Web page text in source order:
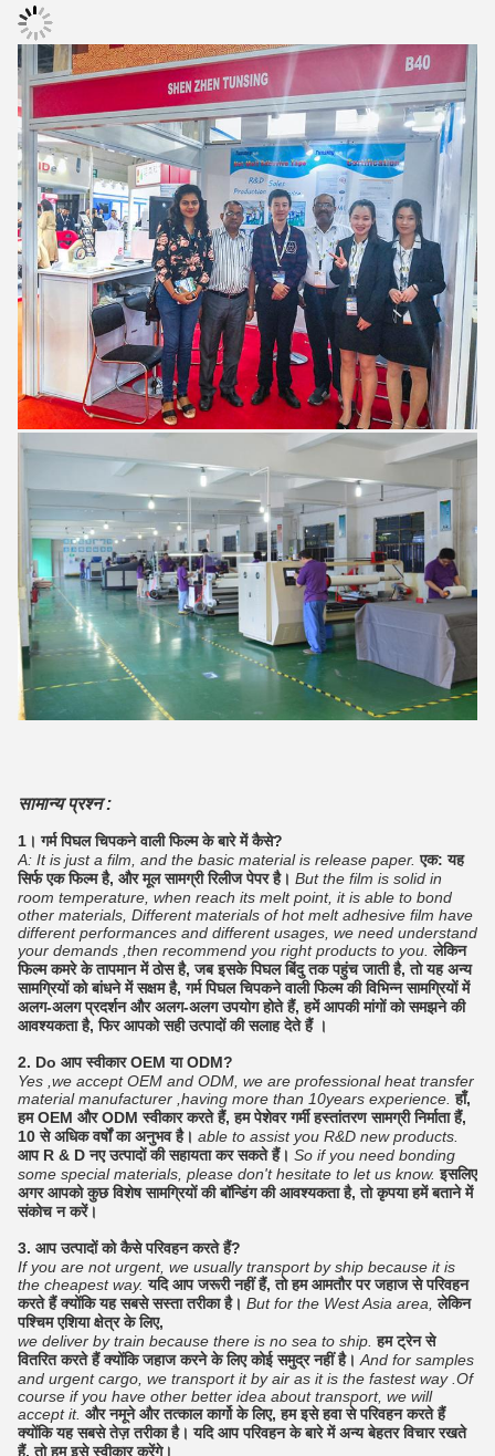
सामान्य प्रश्न :
1। गर्म पिघल चिपकने वाली फिल्म के बारे में कैसे?
A: It is just a film, and the basic material is release paper. एक: यह
सिर्फ एक फिल्म है, और मूल सामग्री रिलीज पेपर है। But the film is solid in
room temperature, when reach its melt point, it is able to bond
other materials, Different materials of hot melt adhesive film have
different performances and different usages, we need understand
your demands ,then recommend you right products to you. लेकिन
फिल्म कमरे के तापमान में ठोस है, जब इसके पिघल बिंदु तक पहुंच जाती है, तो यह अन्य
सामग्रियों को बांधने में सक्षम है, गर्म पिघल चिपकने वाली फिल्म की विभिन्न सामग्रियों में
अलग-अलग प्रदर्शन और अलग-अलग उपयोग होते हैं, हमें आपकी मांगों को समझने की
आवश्यकता है, फिर आपको सही उत्पादों की सलाह देते हैं ।
2. Do आप स्वीकार OEM या ODM?
Yes ,we accept OEM and ODM, we are professional heat transfer
material manufacturer ,having more than 10years experience. हाँ,
हम OEM और ODM स्वीकार करते हैं, हम पेशेवर गर्मी हस्तांतरण सामग्री निर्माता हैं,
10 से अधिक वर्षों का अनुभव है। able to assist you R&D new products.
आप R & D नए उत्पादों की सहायता कर सकते हैं। So if you need bonding
some special materials, please don't hesitate to let us know. इसलिए
अगर आपको कुछ विशेष सामग्रियों की बॉन्डिंग की आवश्यकता है, तो कृपया हमें बताने में
संकोच न करें।
3. आप उत्पादों को कैसे परिवहन करते हैं?
If you are not urgent, we usually transport by ship because it is
the cheapest way. यदि आप जरूरी नहीं हैं, तो हम आमतौर पर जहाज से परिवहन
करते हैं क्योंकि यह सबसे सस्ता तरीका है। But for the West Asia area, लेकिन
पश्चिम एशिया क्षेत्र के लिए,
we deliver by train because there is no sea to ship. हम ट्रेन से
वितरित करते हैं क्योंकि जहाज करने के लिए कोई समुद्र नहीं है। And for samples
and urgent cargo, we transport it by air as it is the fastest way .Of
course if you have other better idea about transport, we will
accept it. और नमूने और तत्काल कार्गो के लिए, हम इसे हवा से परिवहन करते हैं
क्योंकि यह सबसे तेज़ तरीका है। यदि आप परिवहन के बारे में अन्य बेहतर विचार रखते
हैं, तो हम इसे स्वीकार करेंगे।